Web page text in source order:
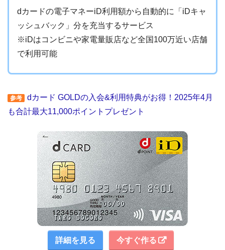
dカードの電子マネーiD利用額から自動的に「iDキャ
ッシュバック」分を充当するサービス
※iDはコンビニや家電量販店など全国100万近い店舗
で利用可能
参考
dカード GOLDの入会&利用特典がお得！2025年4月
も合計最大11,000ポイントプレゼント
詳細を見る 今すぐ作る